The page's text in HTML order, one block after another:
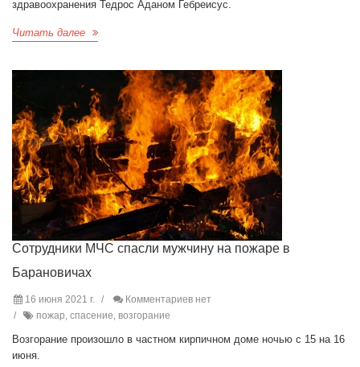
здравоохранения Тедрос Аданом Гебреисус.
Читать далее
Сотрудники МЧС спасли мужчину на пожаре в
Барановичах
16 июня 2021 г.
Комментариев нет
пожар, спасение, возгорание
Возгорание произошло в частном кирпичном доме ночью с 15 на 16
июня.